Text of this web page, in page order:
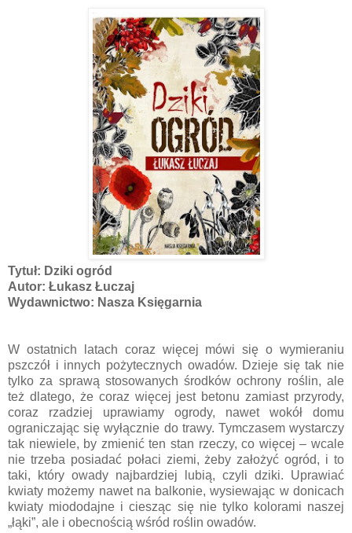
Tytuł: Dziki ogród
Autor: Łukasz Łuczaj
Wydawnictwo: Nasza Księgarnia
W ostatnich latach coraz więcej mówi się o wymieraniu
pszczół i innych pożytecznych owadów. Dzieje się tak nie
tylko za sprawą stosowanych środków ochrony roślin, ale
też dlatego, że coraz więcej jest betonu zamiast przyrody,
coraz rzadziej uprawiamy ogrody, nawet wokół domu
ograniczając się wyłącznie do trawy. Tymczasem wystarczy
tak niewiele, by zmienić ten stan rzeczy, co więcej – wcale
nie trzeba posiadać połaci ziemi, żeby założyć ogród, i to
taki, który owady najbardziej lubią, czyli dziki. Uprawiać
kwiaty możemy nawet na balkonie, wysiewając w donicach
kwiaty miododajne i ciesząc się nie tylko kolorami naszej
„łąki”, ale i obecnością wśród roślin owadów.